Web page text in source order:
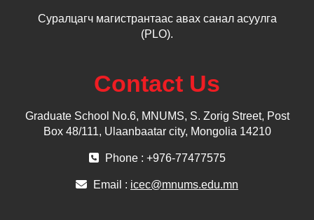
Суралцагч магистрантаас авах санал асуулга
(PLO).
Contact Us
Graduate School No.6, MNUMS, S. Zorig Street, Post
Box 48/111, Ulaanbaatar city, Mongolia 14210
Phone : +976-77477575
Email : icec@mnums.edu.mn